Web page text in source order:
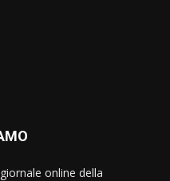
online della